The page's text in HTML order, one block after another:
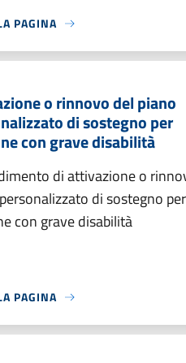
PAGINA
o rinnovo del piano
di sostegno per
con grave disabilità
di attivazione o
di sostegno per
con grave disabilità
PAGINA